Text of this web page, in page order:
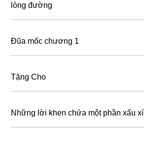
lòng đường
Đũa mốc chương 1
Tặng Cho
Những lời khen chứa một phần xấu xí